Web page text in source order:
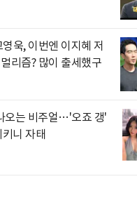
욱, 이번엔 이지혜 저
리즘? 많이 출세했구
오는 비주얼…'오죠 갱'
니 자태